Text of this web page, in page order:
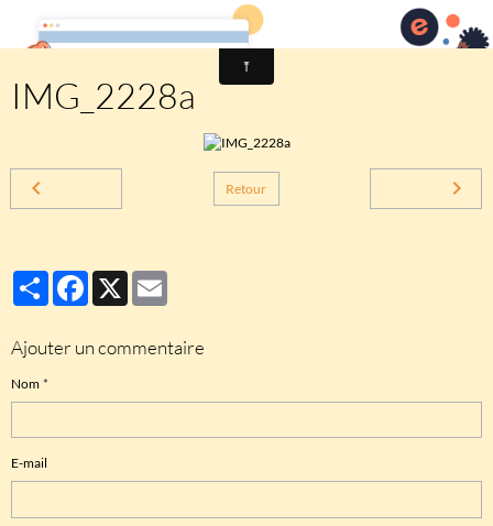
Comité des fêtes de CHEUX
IMG_2228a
Retour
PartagerFacebook
X
Ajouter un commentaire
Nom
E-mail